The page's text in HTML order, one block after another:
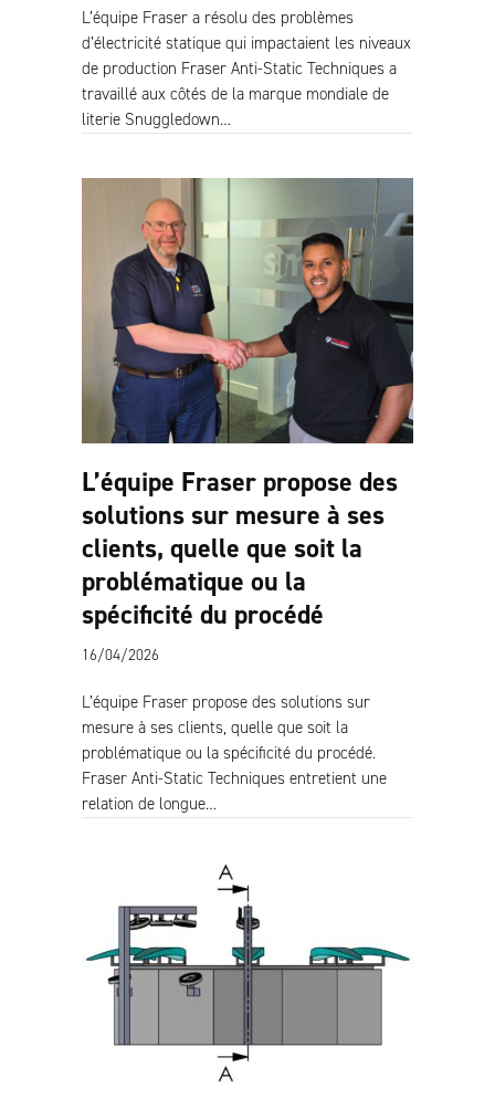
L’équipe Fraser a résolu des problèmes
d’électricité statique qui impactaient les niveaux
de production Fraser Anti-Static Techniques a
travaillé aux côtés de la marque mondiale de
literie Snuggledown…
L’équipe Fraser propose des
solutions sur mesure à ses
clients, quelle que soit la
problématique ou la
spécificité du procédé
16/04/2026
L’équipe Fraser propose des solutions sur
mesure à ses clients, quelle que soit la
problématique ou la spécificité du procédé.
Fraser Anti-Static Techniques entretient une
relation de longue…